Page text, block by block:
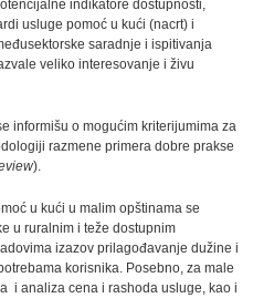
indikatore dostupnosti,
usluge pomoć u kući (nacrt) i
saradnje i ispitivanja
veliko interesovanje i živu
informišu o mogućim kriterijumima za
razmene primera dobre prakse
).
u kući u malim opštinama se
u ruralnim i teže dostupnim
izazov prilagođavanje dužine i
korisnika. Posebno, za male
i analiza cena i rashoda usluge, kao i